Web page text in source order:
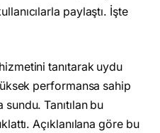
paylaştı. İşte
tanıtarak uydu
performansa sahip
Tanıtılan bu
Açıklanılana göre bu